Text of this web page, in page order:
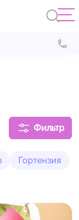
Фильтр
Гортензия